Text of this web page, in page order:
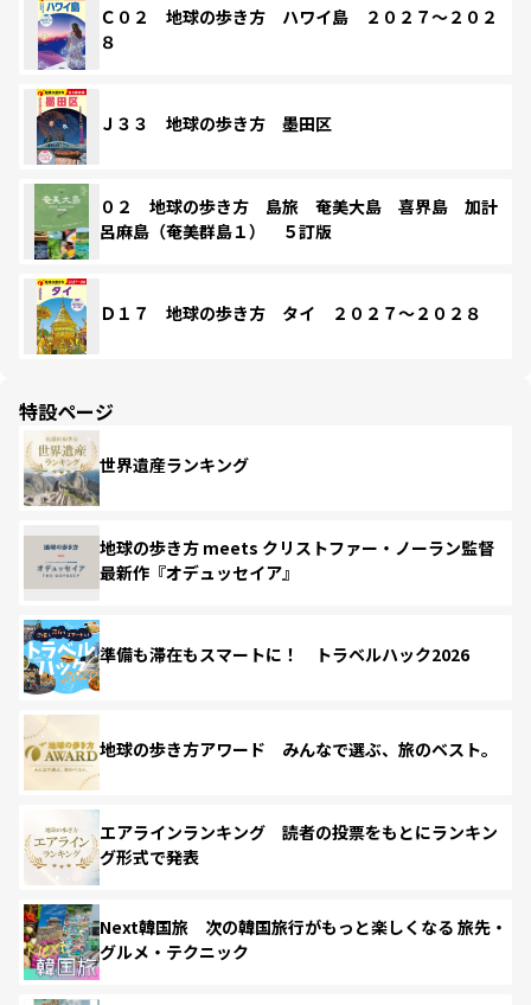
Ｃ０２ 地球の歩き方 ハワイ島 ２０２７～２０２
８
Ｊ３３ 地球の歩き方 墨田区
０２ 地球の歩き方 島旅 奄美大島 喜界島 加計
呂麻島（奄美群島１） ５訂版
Ｄ１７ 地球の歩き方 タイ ２０２７～２０２８
特設ページ
世界遺産ランキング
地球の歩き方 meets クリストファー・ノーラン監督
最新作『オデュッセイア』
準備も滞在もスマートに！ トラベルハック2026
地球の歩き方アワード みんなで選ぶ、旅のベスト。
エアラインランキング 読者の投票をもとにランキン
グ形式で発表
Next韓国旅 次の韓国旅行がもっと楽しくなる 旅先・
グルメ・テクニック